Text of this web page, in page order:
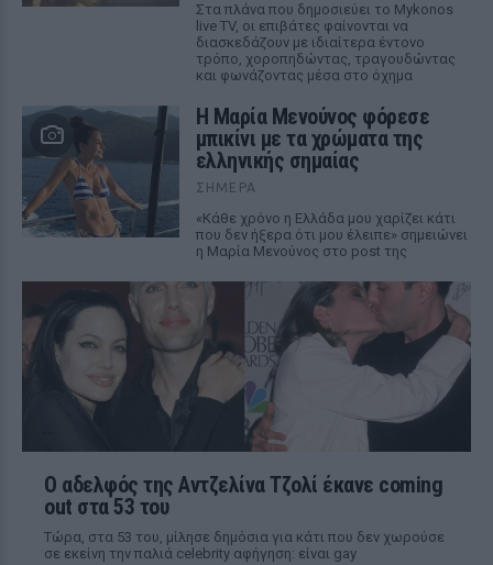
Στα πλάνα που δημοσιεύει το Mykonos
live TV, οι επιβάτες φαίνονται να
διασκεδάζουν με ιδιαίτερα έντονο
τρόπο, χοροπηδώντας, τραγουδώντας
και φωνάζοντας μέσα στο όχημα
Η Μαρία Μενούνος φόρεσε
μπικίνι με τα χρώματα της
ελληνικής σημαίας
ΣΉΜΕΡΑ
«Κάθε χρόνο η Ελλάδα μου χαρίζει κάτι
που δεν ήξερα ότι μου έλειπε» σημειώνει
η Μαρία Μενούνος στο post της
Ο αδελφός της Αντζελίνα Τζολί έκανε coming
out στα 53 του
Τώρα, στα 53 του, μίλησε δημόσια για κάτι που δεν χωρούσε
σε εκείνη την παλιά celebrity αφήγηση: είναι gay